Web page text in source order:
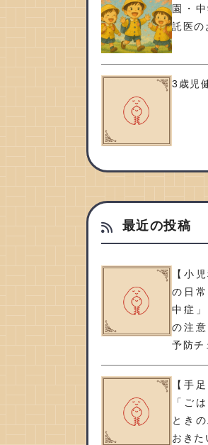
園・
託医の
3歳児
最近の投稿
【小
の日
中症
の注
予防チ
【手
「ご
とき
おきた